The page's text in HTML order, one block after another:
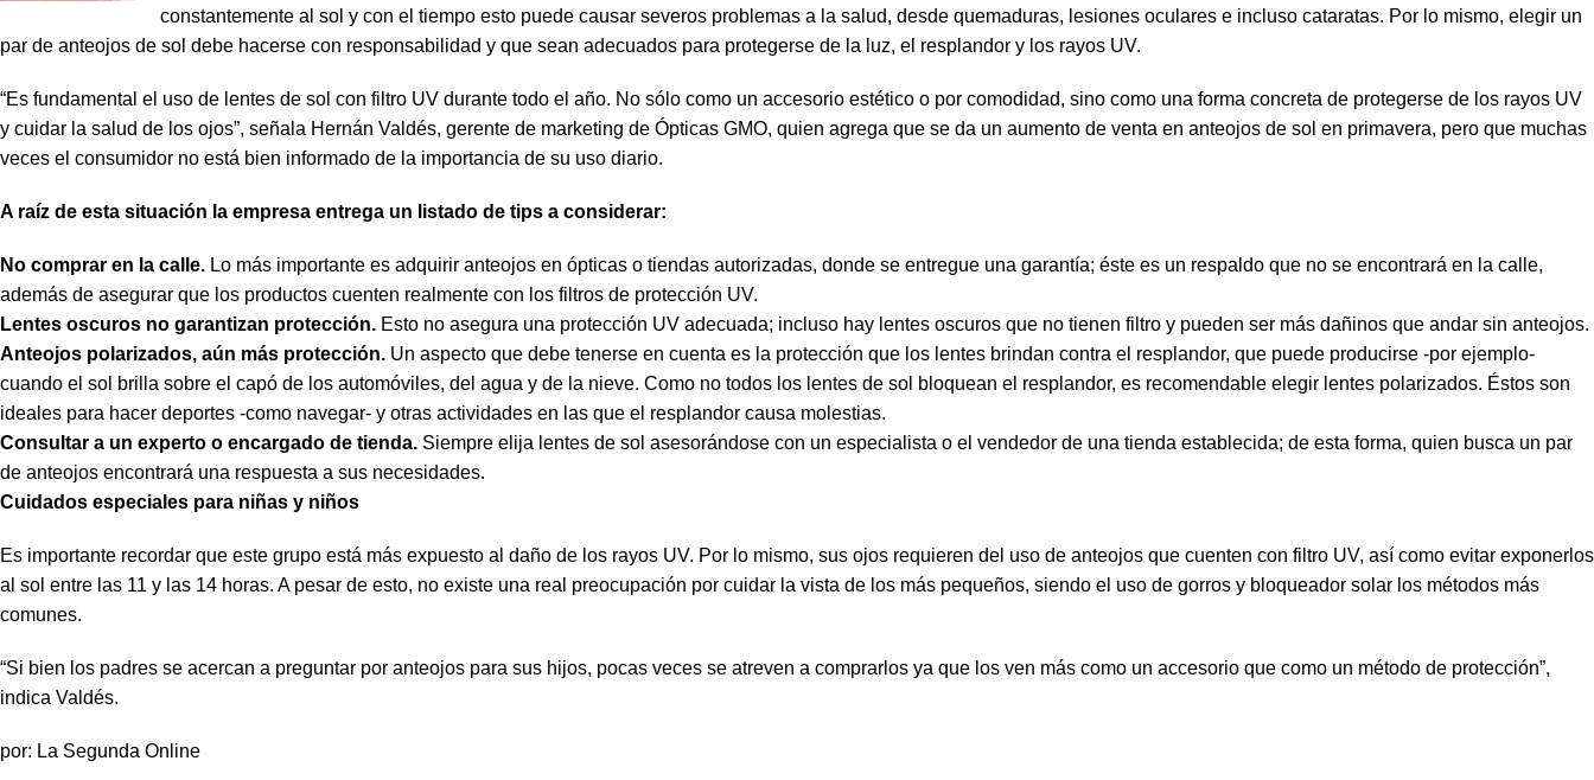
constantemente al sol y con el tiempo esto puede causar severos problemas a la salud, desde quemaduras, lesiones oculares e incluso cataratas. Por lo mismo, elegir un
par de anteojos de sol debe hacerse con responsabilidad y que sean adecuados para protegerse de la luz, el resplandor y los rayos UV.
“Es fundamental el uso de lentes de sol con filtro UV durante todo el año. No sólo como un accesorio estético o por comodidad, sino como una forma concreta de protegerse de los rayos UV
y cuidar la salud de los ojos”, señala Hernán Valdés, gerente de marketing de Ópticas GMO, quien agrega que se da un aumento de venta en anteojos de sol en primavera, pero que muchas
veces el consumidor no está bien informado de la importancia de su uso diario.
A raíz de esta situación la empresa entrega un listado de tips a considerar:
No comprar en la calle. Lo más importante es adquirir anteojos en ópticas o tiendas autorizadas, donde se entregue una garantía; éste es un respaldo que no se encontrará en la calle,
además de asegurar que los productos cuenten realmente con los filtros de protección UV.
Lentes oscuros no garantizan protección. Esto no asegura una protección UV adecuada; incluso hay lentes oscuros que no tienen filtro y pueden ser más dañinos que andar sin anteojos.
Anteojos polarizados, aún más protección. Un aspecto que debe tenerse en cuenta es la protección que los lentes brindan contra el resplandor, que puede producirse -por ejemplo-
cuando el sol brilla sobre el capó de los automóviles, del agua y de la nieve. Como no todos los lentes de sol bloquean el resplandor, es recomendable elegir lentes polarizados. Éstos son
ideales para hacer deportes -como navegar- y otras actividades en las que el resplandor causa molestias.
Consultar a un experto o encargado de tienda. Siempre elija lentes de sol asesorándose con un especialista o el vendedor de una tienda establecida; de esta forma, quien busca un par
de anteojos encontrará una respuesta a sus necesidades.
Cuidados especiales para niñas y niños
Es importante recordar que este grupo está más expuesto al daño de los rayos UV. Por lo mismo, sus ojos requieren del uso de anteojos que cuenten con filtro UV, así como evitar exponerlos
al sol entre las 11 y las 14 horas. A pesar de esto, no existe una real preocupación por cuidar la vista de los más pequeños, siendo el uso de gorros y bloqueador solar los métodos más
comunes.
“Si bien los padres se acercan a preguntar por anteojos para sus hijos, pocas veces se atreven a comprarlos ya que los ven más como un accesorio que como un método de protección”,
indica Valdés.
por: La Segunda Online